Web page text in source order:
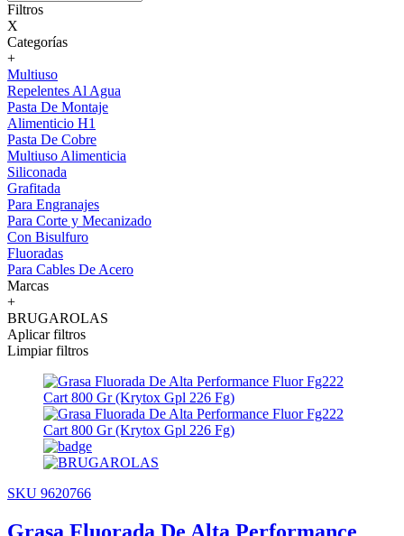
Filtros
X
Categorías
+
Multiuso
Repelentes Al Agua
Pasta De Montaje
Alimenticio H1
Pasta De Cobre
Multiuso Alimenticia
Siliconada
Grafitada
Para Engranajes
Para Corte y Mecanizado
Con Bisulfuro
Fluoradas
Para Cables De Acero
Marcas
+
BRUGAROLAS
Aplicar filtros
Limpiar filtros
SKU 9620766
Grasa Fluorada De Alta Performance